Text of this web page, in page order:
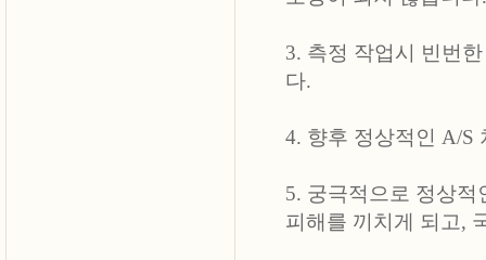
3. 측정 작업시 빈번
다.
4. 향후 정상적인 A/S
5. 궁극적으로 정상
피해를 끼치게 되고,